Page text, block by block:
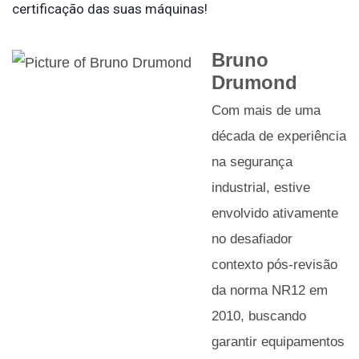
certificação das suas máquinas!
Bruno
Drumond
Com mais de uma
década de experiência
na segurança
industrial, estive
envolvido ativamente
no desafiador
contexto pós-revisão
da norma NR12 em
2010, buscando
garantir equipamentos